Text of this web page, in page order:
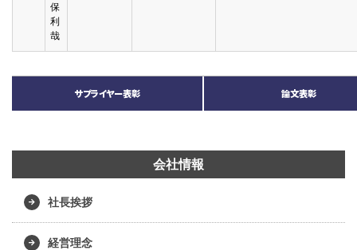
保
利
哉
サプライヤー表彰 論文表彰
会社情報
社長挨拶
経営理念